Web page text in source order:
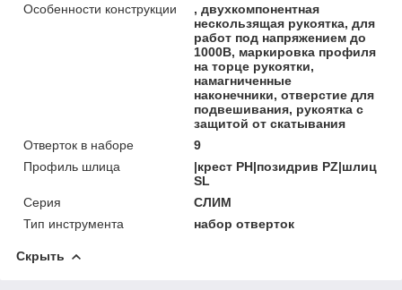
Особенности конструкции
, двухкомпонентная
нескользящая рукоятка, для
работ под напряжением до
1000В, маркировка профиля
на торце рукоятки,
намагниченные
наконечники, отверстие для
подвешивания, рукоятка с
защитой от скатывания
Отверток в наборе
9
Профиль шлица
|крест PH|позидрив PZ|шлиц
SL
Серия
СЛИМ
Тип инструмента
набор отверток
Скрыть